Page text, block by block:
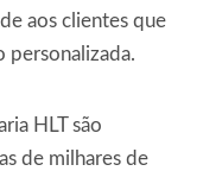
aos clientes que
personalizada.
HLT são
de milhares de